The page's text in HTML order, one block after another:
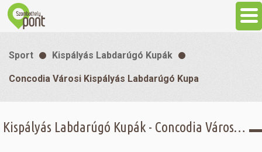
Programok
Sport Kispályás Labdarúgó Kupák
Concodia Városi Kispályás Labdarúgó Kupa
Kispályás Labdarúgó Kupák - Concodia Városi Kispályás Labdarúgó Kupa -